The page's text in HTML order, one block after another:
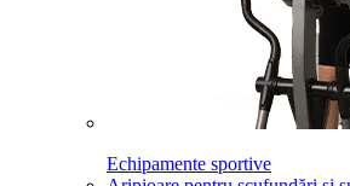
Echipamente sportive